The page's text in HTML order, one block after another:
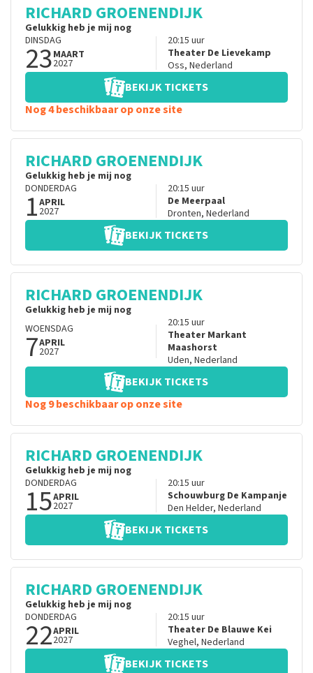
RICHARD GROENENDIJK
Gelukkig heb je mij nog
DINSDAG
23MAART
2027
20:15 uur
Theater De Lievekamp
Oss, Nederland
BEKIJK TICKETS
Nog 4 beschikbaar op onze site
RICHARD GROENENDIJK
Gelukkig heb je mij nog
DONDERDAG
1APRIL
2027
20:15 uur
De Meerpaal
Dronten, Nederland
BEKIJK TICKETS
RICHARD GROENENDIJK
Gelukkig heb je mij nog
WOENSDAG
7APRIL
2027
20:15 uur
Theater Markant
Maashorst
Uden, Nederland
BEKIJK TICKETS
Nog 9 beschikbaar op onze site
RICHARD GROENENDIJK
Gelukkig heb je mij nog
DONDERDAG
15APRIL
2027
20:15 uur
Schouwburg De Kampanje
Den Helder, Nederland
BEKIJK TICKETS
RICHARD GROENENDIJK
Gelukkig heb je mij nog
DONDERDAG
22APRIL
2027
20:15 uur
Theater De Blauwe Kei
Veghel, Nederland
BEKIJK TICKETS